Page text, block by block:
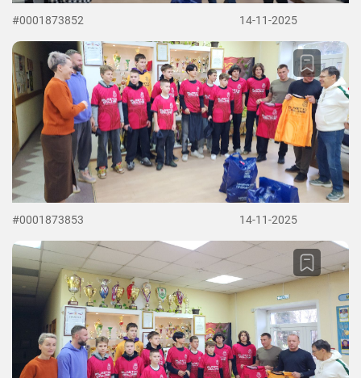
#0001873852 14-11-2025
#0001873853 14-11-2025